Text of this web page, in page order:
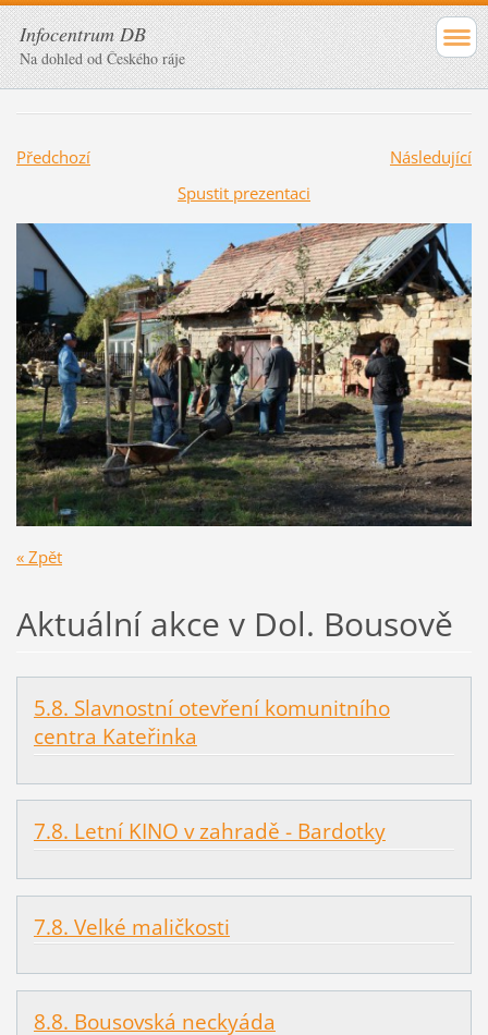
Infocentrum DB
Na dohled od Českého ráje
Předchozí
Následující
Spustit prezentaci
« Zpět
Aktuální akce v Dol. Bousově
5.8. Slavnostní otevření komunitního
centra Kateřinka
7.8. Letní KINO v zahradě - Bardotky
7.8. Velké maličkosti
8.8. Bousovská neckyáda